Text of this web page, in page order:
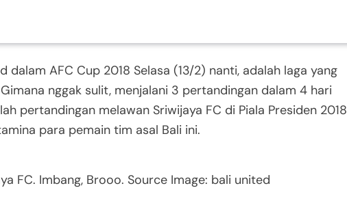
dalam AFC Cup 2018 Selasa (13/2) nanti, adalah laga yang
nggak sulit, menjalani 3 pertandingan dalam 4 hari
pertandingan melawan Sriwijaya FC di Piala Presiden 2018
para pemain tim asal Bali ini.
FC. Imbang, Brooo. Source Image: bali united